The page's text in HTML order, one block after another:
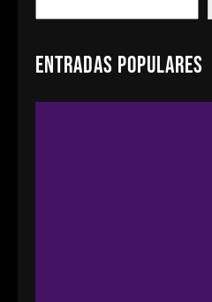
e
r
Entradas populares